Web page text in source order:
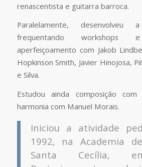
renascentista e guitarra barroca.
Paralelamente, desenvolveu
frequentando
aperfeiçoamento com Jakob
Hopkinson Smith, Javier Hinojosa,
e Silva.
Estudou ainda composição
harmonia com Manuel Morais.
Iniciou a atividade
1992, na Academia
Santa Cecília,